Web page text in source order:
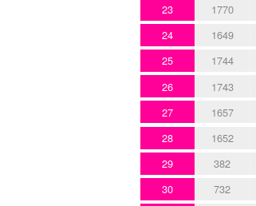
23 1770
24 1649
25 1744
26 1743
27 1657
28 1652
29 382
30 732